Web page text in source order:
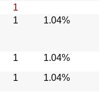
1
1 1.04%
1 1.04%
1 1.04%